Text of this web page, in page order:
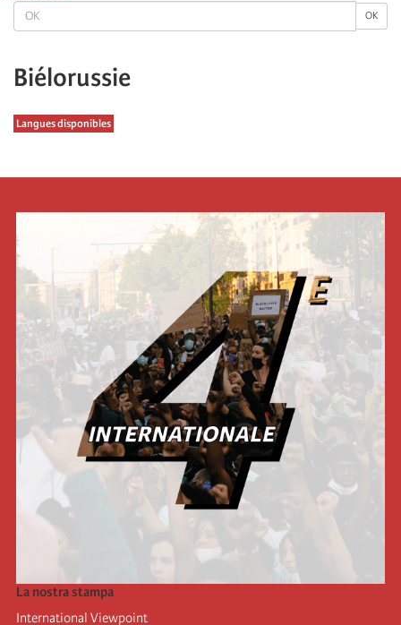
OK OK
Biélorussie
Langues disponibles
La nostra stampa
International Viewpoint